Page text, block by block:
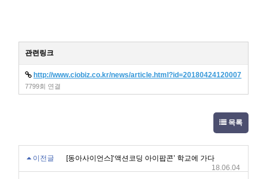
관련링크
http://www.ciobiz.co.kr/news/article.html?id=20180424120007
7799회 연결
목록
이전글
[동아사이언스]‘액션코딩 아이팝콘’ 학교에 가다
18.06.04